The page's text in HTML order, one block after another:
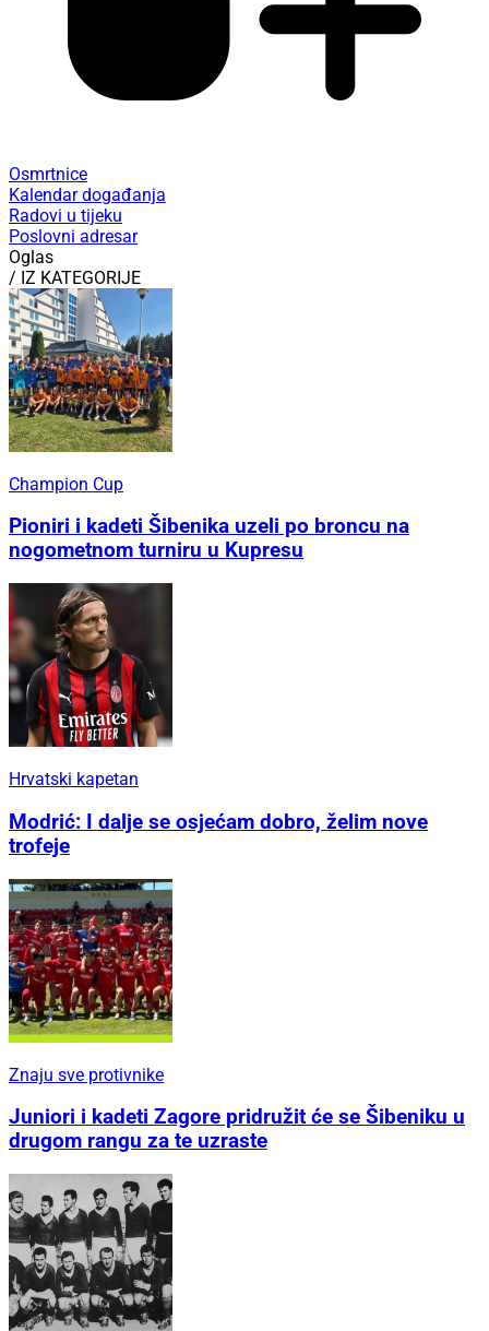
Osmrtnice
Kalendar događanja
Radovi u tijeku
Poslovni adresar
Oglas
/ IZ KATEGORIJE
Champion Cup
Pioniri i kadeti Šibenika uzeli po broncu na
nogometnom turniru u Kupresu
Hrvatski kapetan
Modrić: I dalje se osjećam dobro, želim nove
trofeje
Znaju sve protivnike
Juniori i kadeti Zagore pridružit će se Šibeniku u
drugom rangu za te uzraste